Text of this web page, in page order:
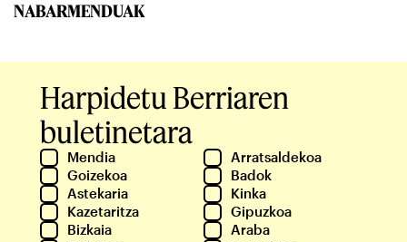
NABARMENDUAK
Harpidetu Berriaren
buletinetara
Mendia
Arratsaldekoa
Goizekoa
Badok
Astekaria
Kinka
Kazetaritza
Gipuzkoa
Bizkaia
Araba